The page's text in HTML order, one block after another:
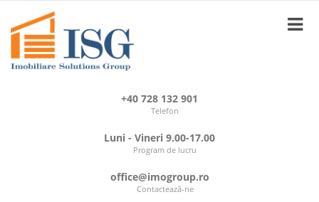
+40 728 132 901
Telefon
Luni - Vineri 9.00-17.00
Program de lucru
office@imogroup.ro
Contactează-ne